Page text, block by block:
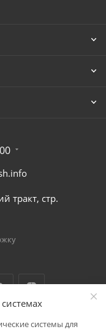
тракт, стр.
системы для